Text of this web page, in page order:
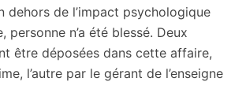
dehors de l’impact psychologique
personne n’a été blessé. Deux
être déposées dans cette affaire,
l’autre par le gérant de l’enseigne